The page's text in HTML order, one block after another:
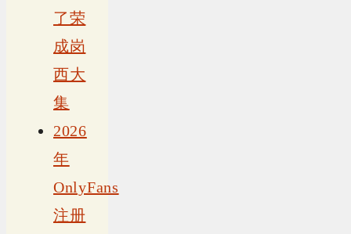
了荣
成岗
西大
集
2026
年
OnlyFans
注册